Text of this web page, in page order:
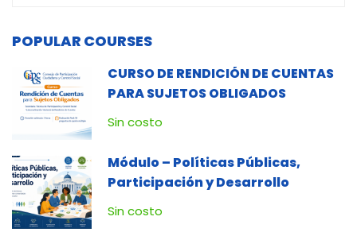
POPULAR COURSES
CURSO DE RENDICIÓN DE CUENTAS
PARA SUJETOS OBLIGADOS
Sin costo
Módulo – Políticas Públicas,
Participación y Desarrollo
Sin costo